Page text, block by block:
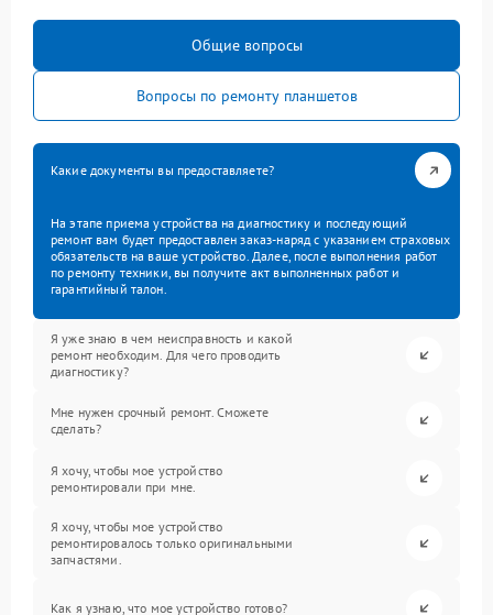
Общие вопросы
Вопросы по ремонту планшетов
Какие документы вы предоставляете?
На этапе приема устройства на диагностику и последующий
ремонт вам будет предоставлен заказ-наряд с указанием страховых
обязательств на ваше устройство. Далее, после выполнения работ
по ремонту техники, вы получите акт выполненных работ и
гарантийный талон.
Я уже знаю в чем неисправность и какой
ремонт необходим. Для чего проводить
диагностику?
Мне нужен срочный ремонт. Сможете
сделать?
Я хочу, чтобы мое устройство
ремонтировали при мне.
Я хочу, чтобы мое устройство
ремонтировалось только оригинальными
запчастями.
Как я узнаю, что мое устройство готово?